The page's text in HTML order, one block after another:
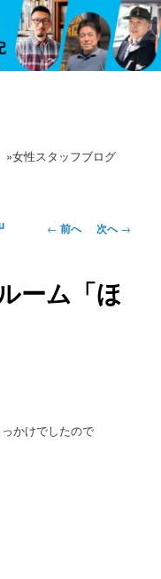
»女性スタッフブログ
投
ビ
ゲ
← 前へ 次へ→
ーム「ほ
かけでしたので